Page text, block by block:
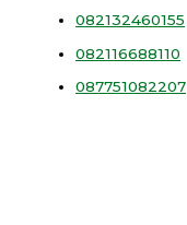
082132460155
082116688110
087751082207